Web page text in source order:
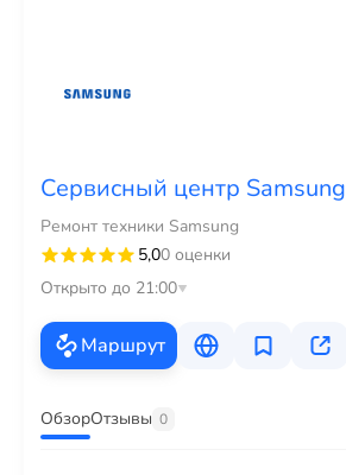
Сервисный центр Samsung
Ремонт техники Samsung
5,00 оценки
Открыто до 21:00
Маршрут
ОбзорОтзывы 0